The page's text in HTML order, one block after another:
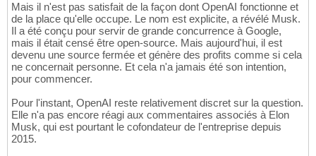
Mais il n'est pas satisfait de la façon dont OpenAI fonctionne et
de la place qu'elle occupe. Le nom est explicite, a révélé Musk.
Il a été conçu pour servir de grande concurrence à Google,
mais il était censé être open-source. Mais aujourd'hui, il est
devenu une source fermée et génère des profits comme si cela
ne concernait personne. Et cela n'a jamais été son intention,
pour commencer.
Pour l'instant, OpenAI reste relativement discret sur la question.
Elle n'a pas encore réagi aux commentaires associés à Elon
Musk, qui est pourtant le cofondateur de l'entreprise depuis
2015.